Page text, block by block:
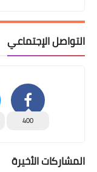
التواصل الإجتماعي
400
المشاركات الأخيرة